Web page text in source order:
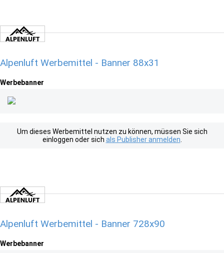
Alpenluft Werbemittel - Banner 88x31
Werbebanner
Um dieses Werbemittel nutzen zu können, müssen Sie sich
einloggen oder sich als Publisher anmelden
Alpenluft Werbemittel - Banner 728x90
Werbebanner